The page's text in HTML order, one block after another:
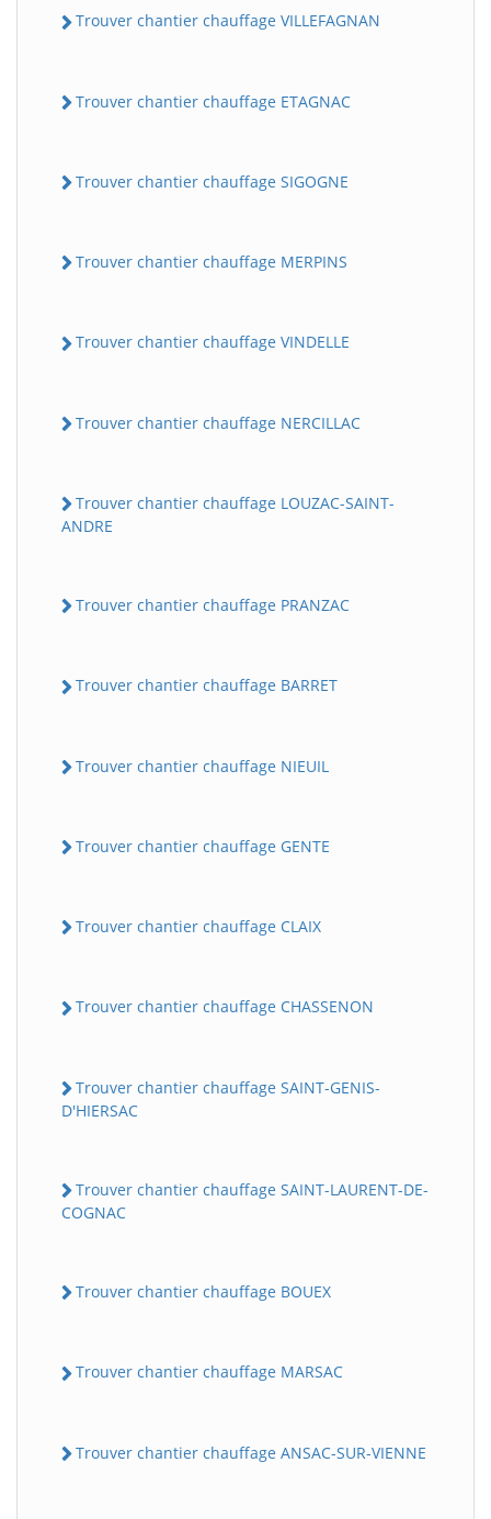
Trouver chantier chauffage VILLEFAGNAN
Trouver chantier chauffage ETAGNAC
Trouver chantier chauffage SIGOGNE
Trouver chantier chauffage MERPINS
Trouver chantier chauffage VINDELLE
Trouver chantier chauffage NERCILLAC
Trouver chantier chauffage LOUZAC-SAINT-
ANDRE
Trouver chantier chauffage PRANZAC
Trouver chantier chauffage BARRET
Trouver chantier chauffage NIEUIL
Trouver chantier chauffage GENTE
Trouver chantier chauffage CLAIX
Trouver chantier chauffage CHASSENON
Trouver chantier chauffage SAINT-GENIS-
D'HIERSAC
Trouver chantier chauffage SAINT-LAURENT-DE-
COGNAC
Trouver chantier chauffage BOUEX
Trouver chantier chauffage MARSAC
Trouver chantier chauffage ANSAC-SUR-VIENNE